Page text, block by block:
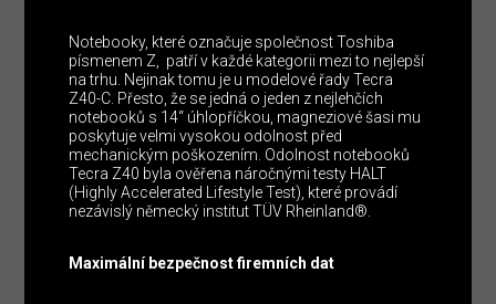
Notebooky, které označuje společnost Toshiba
písmenem Z, patří v každé kategorii mezi to nejlepší
na trhu. Nejinak tomu je u modelové řady Tecra
Z40-C. Přesto, že se jedná o jeden z nejlehčích
notebooků s 14“ úhlopříčkou, magneziové šasi mu
poskytuje velmi vysokou odolnost před
mechanickým poškozením. Odolnost notebooků
Tecra Z40 byla ověřena náročnými testy HALT
(Highly Accelerated Lifestyle Test), které provádí
nezávislý německý institut TÜV Rheinland®.
Maximální bezpečnost firemních dat